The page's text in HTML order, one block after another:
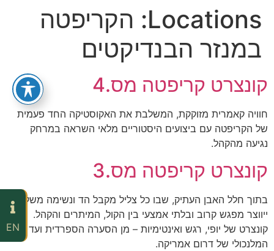
Locations: הקריפטה
במנזר הבנדיקטים
קונצרט קריפטה מס.4
​חוויה קאמרית מזוקקת, המשלבת את האקוסטיקה החד פעמית
של הקריפטה עם ביצועים היסטוריים מלאי השראה במרחק
נגיעה מהקהל.
קונצרט קריפטה מס.3
בתוך חלל האבן העתיק, שבו כל צליל מקבל הד ונשימה משלו,
ייווצר מפגש קרוב ובלתי אמצעי בין הקול, המיתרים והקהל.
קונצרט של יופי, רגש ואינטימיות – מן הסערה הספרדית ועד לרוך
המלנכולי של דרום אמריקה.
EN